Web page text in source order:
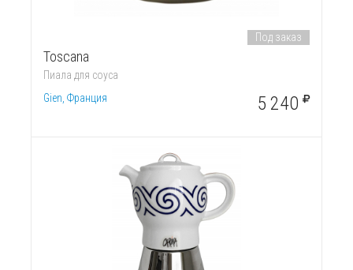
Toscana
Пиала для соуса
Gien, Франция
Под заказ
5 240